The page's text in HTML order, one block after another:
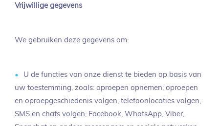
Vrijwillige gegevens
We gebruiken deze gegevens om:
U de functies van onze dienst te bieden op basis van
uw toestemming, zoals: oproepen opnemen; oproepen
en oproepgeschiedenis volgen; telefoonlocaties volgen;
SMS en chats volgen; Facebook, WhatsApp, Viber,